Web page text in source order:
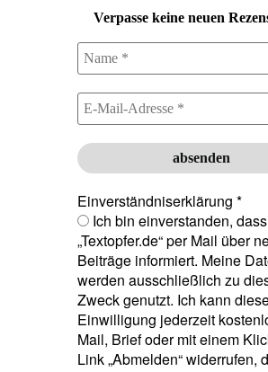
Verpasse keine neuen
Einverständniserklärung *
Ich bin einverstanden,
„Textopfer.de“ per Mail über
Beiträge informiert. Meine
werden ausschließlich zu
Zweck genutzt. Ich kann
Einwilligung jederzeit
Mail, Brief oder mit einem
Link „Abmelden“ widerrufen,